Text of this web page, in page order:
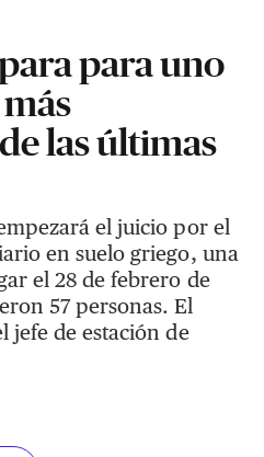
para uno
las últimas
el juicio por el
en suelo griego, una
el 28 de febrero de
57 personas. El
jefe de estación de